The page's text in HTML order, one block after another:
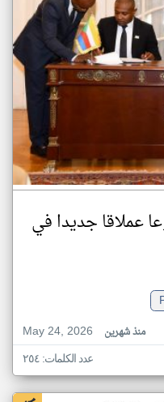
عملاقا جديدا في
May 24, 2026
منذ شهرين
عدد الكلمات: ٢٥٤